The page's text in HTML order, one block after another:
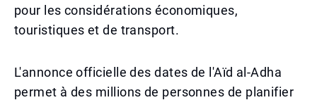
pour les considérations économiques,
touristiques et de transport.
L'annonce officielle des dates de l'Aïd al-Adha
permet à des millions de personnes de planifier